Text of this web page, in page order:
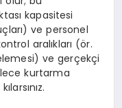
kapasitesi
ve personel
aralıkları (ör.
ve gerçekçi
kurtarma